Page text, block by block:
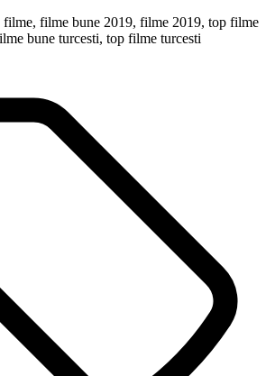
filme bune 2019, filme 2019, top filme
bune turcesti, top filme turcesti